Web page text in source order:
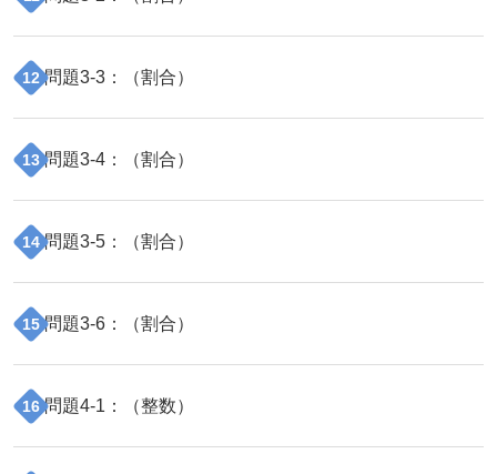
12 問題3-3 ：（割合）
13 問題3-4 ：（割合）
14 問題3-5 ：（割合）
15 問題3-6 ：（割合）
16 問題4-1 ：（整数）